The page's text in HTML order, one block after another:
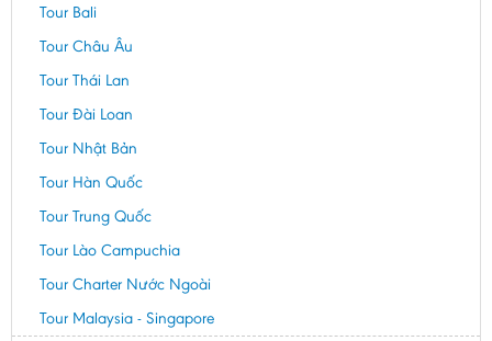
Tour Bali
Tour Châu Âu
Tour Thái Lan
Tour Đài Loan
Tour Nhật Bản
Tour Hàn Quốc
Tour Trung Quốc
Tour Lào Campuchia
Tour Charter Nước Ngoài
Tour Malaysia - Singapore